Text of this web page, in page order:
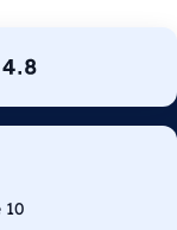
10